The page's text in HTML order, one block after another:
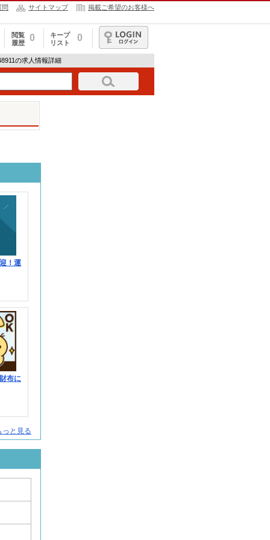
問 サイトマップ 掲載ご希望のお客様へ
閲覧
履歴
0
キープ
リスト
0
ログイン
の求人情報詳細
！運
布に
と見る